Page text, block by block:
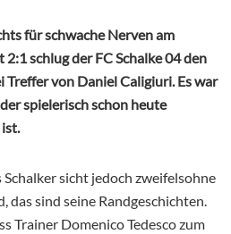
für schwache Nerven am
schlug der FC Schalke 04 den
von Daniel Caligiuri. Es war
spielerisch schon heute
Schalker sicht jedoch zweifelsohne
das sind seine Randgeschichten.
Trainer Domenico Tedesco zum